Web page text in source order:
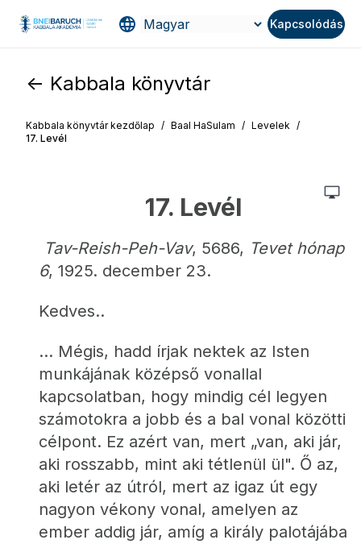
Kapcsolódás
<- Kabbala könyvtár
Kabbala könyvtár kezdőlap / Baal HaSulam / Levelek /
17. Levél
17. Levél
Tav-Reish-Peh-Vav, 5686, Tevet hónap
6, 1925. december 23.
Kedves..
... Mégis, hadd írjak nektek az Isten
munkájának középső vonallal
kapcsolatban, hogy mindig cél legyen
számotokra a jobb és a bal vonal közötti
célpont. Ez azért van, mert „van, aki jár,
aki rosszabb, mint aki tétlenül ül". Ő az,
aki letér az útról, mert az igaz út egy
nagyon vékony vonal, amelyen az
ember addig jár, amíg a király palotájába